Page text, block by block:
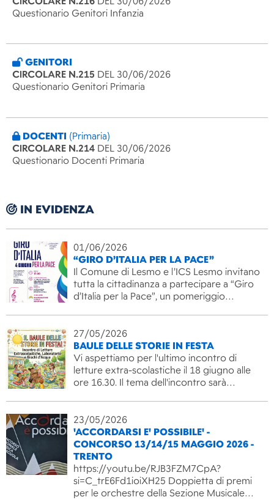
Questionario Genitori Infanzia
GENITORI
CIRCOLARE N.215 DEL 30/06/2026
Questionario Genitori Primaria
DOCENTI (Primaria)
CIRCOLARE N.214 DEL 30/06/2026
Questionario Docenti Primaria
IN EVIDENZA
01/06/2026
“GIRO D’ITALIA PER LA PACE”
Il Comune di Lesmo e l’ICS Lesmo invitano
tutta la cittadinanza a partecipare a “Giro
d’Italia per la Pace”, un pomeriggio…
27/05/2026
BAULE DELLE STORIE IN FESTA
Vi aspettiamo per l'ultimo incontro di
letture extra-scolastiche il 18 giugno alle
ore 16.30. Il tema dell'incontro sarà…
23/05/2026
'ACCORDARSI E' POSSIBILE' -
CONCORSO 13/14/15 MAGGIO 2026 -
TRENTO
https://youtu.be/RJB3FZM7CpA?
si=C_trE6Fd1ioiXH25 Doppietta di premi
per le orchestre della Sezione Musicale…